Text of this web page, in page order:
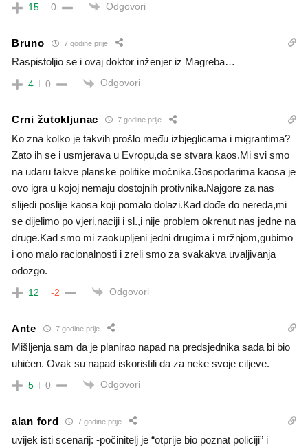
15 0 Odgovori
Bruno 7 godine prije
Raspistoljio se i ovaj doktor inženjer iz Magreba…
4 0 Odgovori
Crni žutokljunac 7 godine prije
Ko zna kolko je takvih prošlo među izbjeglicama i migrantima?
Zato ih se i usmjerava u Evropu,da se stvara kaos.Mi svi smo
na udaru takve planske politike močnika.Gospodarima kaosa je
ovo igra u kojoj nemaju dostojnih protivnika.Najgore za nas
slijedi poslije kaosa koji pomalo dolazi.Kad dođe do nereda,mi
se dijelimo po vjeri,naciji i sl.,i nije problem okrenut nas jedne na
druge.Kad smo mi zaokupljeni jedni drugima i mržnjom,gubimo
i ono malo racionalnosti i zreli smo za svakakva uvaljivanja
odozgo.
12 -2 Odgovori
Ante 7 godine prije
Mišljenja sam da je planirao napad na predsjednika sada bi bio
uhićen. Ovak su napad iskoristili da za neke svoje ciljeve.
5 0 Odgovori
alan ford 7 godine prije
uvijek isti scenarij: -počinitelj je “otprije bio poznat policiji” i